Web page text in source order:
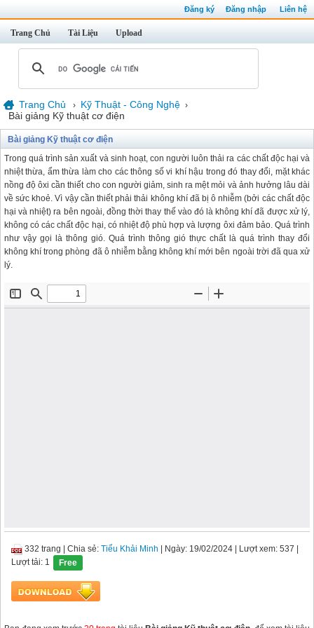
Đăng ký Đăng nhập Liên hệ
Trang Chủ Tài Liệu Upload
Trang Chủ › Kỹ Thuật - Công Nghệ ›
Bài giảng Kỹ thuật cơ điện
Bài giảng Kỹ thuật cơ điện
Trong quá trình sản xuất và sinh hoạt, con người luôn thải ra các chất độc hại và
nhiệt thừa, ẩm thừa làm cho các thông số vi khí hậu trong đó thay đổi, mặt khác
nồng độ ôxi cần thiết cho con người giảm, sinh ra mệt mỏi và ảnh hưởng lâu dài
về sức khoẻ. Vì vậy cần thiết phải thải không khí đã bị ô nhiễm (bởi các chất độc
hại và nhiệt) ra bên ngoài, đồng thời thay thế vào đó là không khí đã được xử lý,
không có các chất độc hại, có nhiệt độ phù hợp và lượng ôxi đảm bảo. Quá trình
như vậy gọi là thông gió. Quá trình thông gió thực chất là quá trình thay đổi
không khí trong phòng đã ô nhiễm bằng không khí mới bên ngoài trời đã qua xử
lý.
332 trang Chia sẻ: Tiểu Khải Minh | Ngày: 19/02/2024 | Lượt xem: 537
Lượt tải: 1
Free